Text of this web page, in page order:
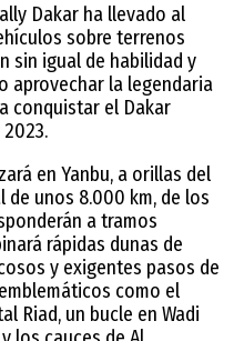
Dakar ha llevado al
sobre terrenos
sin igual de habilidad y
aprovechar la legendaria
conquistar el Dakar
en Yanbu, a orillas del
unos 8.000 km, de los
a tramos
rápidas dunas de
y exigentes pasos de
como el
Riad, un bucle en Wadi